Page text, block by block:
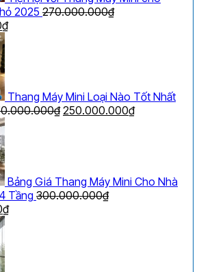
2025 270.000.000₫
₫Giá
Thang Máy Mini Loại Nào Tốt Nhất
₫ Giá
250.000.000₫Giá
Bảng Giá Thang Máy Mini Cho Nhà
Tầng 300.000.000₫
₫Giá